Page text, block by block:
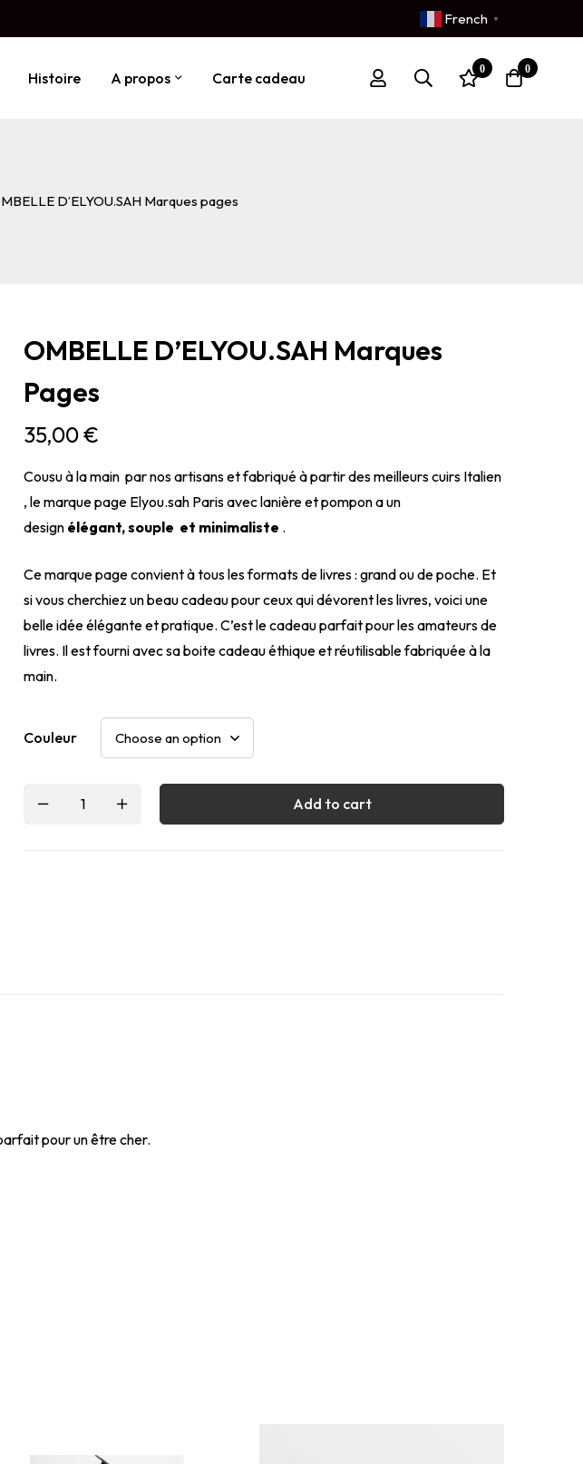
French ▼
Histoire A propos Carte cadeau
0 0
D’ELYOU.SAH Marques pages
OMBELLE D’ELYOU.SAH Marques
Pages
35,00€
Cousu à la main par nos artisans et fabriqué à partir des meilleurs cuirs Italien
, le marque page Elyou.sah Paris avec lanière et pompon a un
design élégant, souple et minimaliste .
Ce marque page convient à tous les formats de livres : grand ou de poche. Et
si vous cherchiez un beau cadeau pour ceux qui dévorent les livres, voici une
belle idée élégante et pratique. C’est le cadeau parfait pour les amateurs de
livres. Il est fourni avec sa boite cadeau éthique et réutilisable fabriquée à la
main.
Couleur
Add to cart
pour un être cher.